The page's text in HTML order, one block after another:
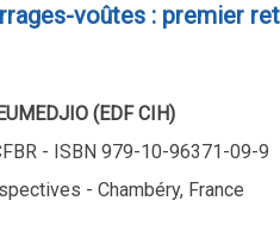
voûtes : premier
(EDF CIH)
- ISBN 979-10-96371-09-9
- Chambéry, France